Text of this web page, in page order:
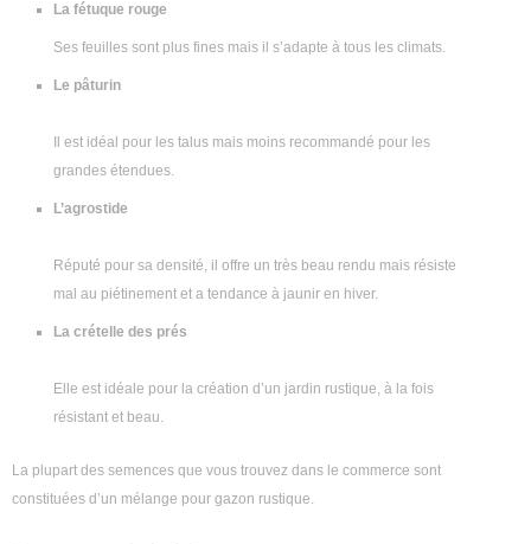
La fétuque rouge
Ses feuilles sont plus fines mais il s’adapte à tous les climats.
Le pâturin
Il est idéal pour les talus mais moins recommandé pour les
grandes étendues.
L’agrostide
Réputé pour sa densité, il offre un très beau rendu mais résiste
mal au piétinement et a tendance à jaunir en hiver.
La crételle des prés
Elle est idéale pour la création d’un jardin rustique, à la fois
résistant et beau.
La plupart des semences que vous trouvez dans le commerce sont
constituées d’un mélange pour gazon rustique.